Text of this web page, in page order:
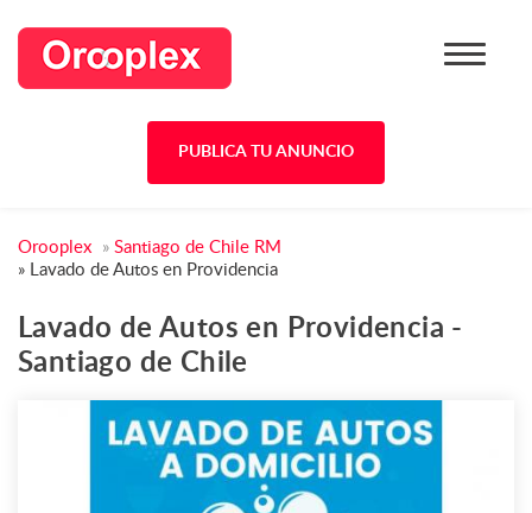
PUBLICA TU ANUNCIO
Orooplex » Santiago de Chile RM
» Lavado de Autos en Providencia
Lavado de Autos en Providencia -
Santiago de Chile